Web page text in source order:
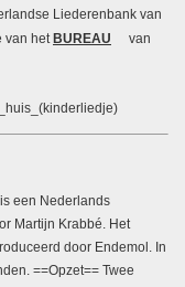
Liederenbank van
van het BUREAU
van
een Nederlands
Martijn Krabbé. Het
door Endemol. In
==Opzet== Twee